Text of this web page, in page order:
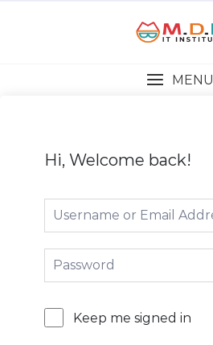
MENU
Hi, Welcome back!
Keep me signed in